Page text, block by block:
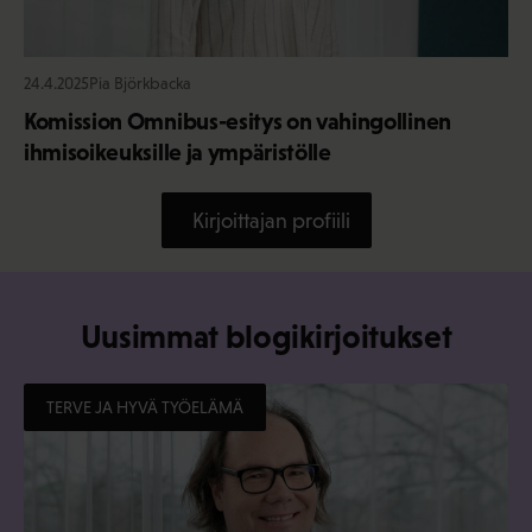
24.4.2025Pia Björkbacka
Komission Omnibus-esitys on vahingollinen
ihmisoikeuksille ja ympäristölle
Kirjoittajan profiili
Uusimmat blogikirjoitukset
TERVE JA HYVÄ TYÖELÄMÄ